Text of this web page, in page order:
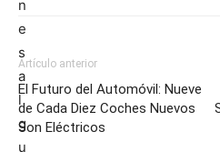
Artículo anterior
El Futuro del Automóvil: Nueve
de Cada Diez Coches Nuevos
Son Eléctricos